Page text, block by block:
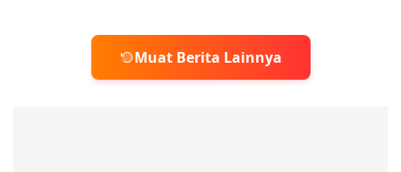
Muat Berita Lainnya